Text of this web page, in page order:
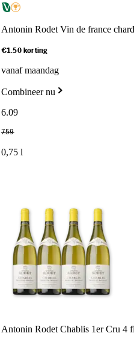
Antonin Rodet Vin de france
€1.50 korting
vanaf maandag
Combineer nu
6.09
7.59
0,75 l
Antonin Rodet Chablis 1er Cru 4